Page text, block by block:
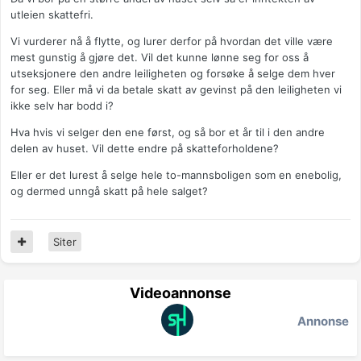
utleien skattefri.
Vi vurderer nå å flytte, og lurer derfor på hvordan det ville være
mest gunstig å gjøre det. Vil det kunne lønne seg for oss å
utseksjonere den andre leiligheten og forsøke å selge dem hver
for seg. Eller må vi da betale skatt av gevinst på den leiligheten vi
ikke selv har bodd i?
Hva hvis vi selger den ene først, og så bor et år til i den andre
delen av huset. Vil dette endre på skatteforholdene?
Eller er det lurest å selge hele to-mannsboligen som en enebolig,
og dermed unngå skatt på hele salget?
Siter
Videoannonse
Annonse